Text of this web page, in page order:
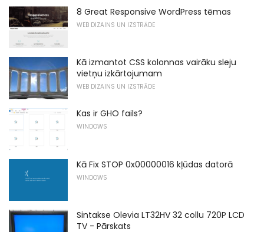
8 Great Responsive WordPress tēmas
WEB DIZAINS UN IZSTRĀDE
Kā izmantot CSS kolonnas vairāku sleju
vietņu izkārtojumam
WEB DIZAINS UN IZSTRĀDE
Kas ir GHO fails?
WINDOWS
Kā Fix STOP 0x00000016 kļūdas datorā
WINDOWS
Sintakse Olevia LT32HV 32 collu 720P LCD
TV - Pārskats